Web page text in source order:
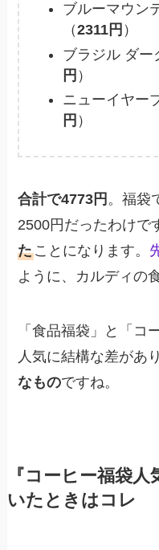
ブルーマウン
（2311円 ）
ブラジル ダー
円 ）
ニューイヤー
円 ）
合計で4773円 。福袋
2500円だったわけで
たことになります。
ように、カルディの
「食品福袋」と「コ
人気に結構な差があ
なものですね。
『コーヒー福袋
いたときはコレ